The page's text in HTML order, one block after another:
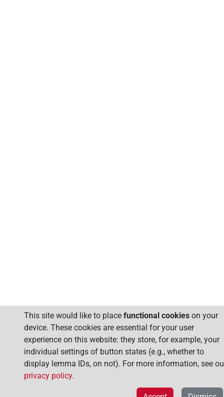
This site would like to place functional cookies on your
device. These cookies are essential for your user
experience on this website: they store, for example, your
individual settings of button states (e.g., whether to
display lemma IDs, on not). For more information, see
privacy policy.